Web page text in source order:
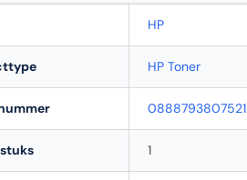
HP
HP Toner
0888793807521
1